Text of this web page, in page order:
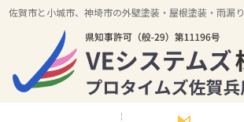
佐賀市と小城市、神埼市の外壁塗装・屋根塗装・雨漏